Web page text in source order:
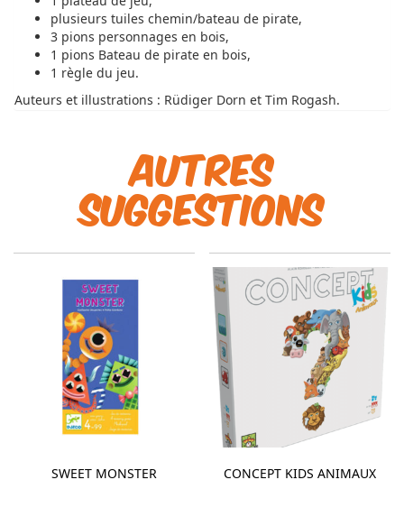
plusieurs tuiles chemin/bateau de pirate,
3 pions personnages en bois,
1 pions Bateau de pirate en bois,
1 règle du jeu.
Auteurs et illustrations : Rüdiger Dorn et Tim Rogash.
Autres
suggestions
SWEET MONSTER CONCEPT KIDS ANIMAUX